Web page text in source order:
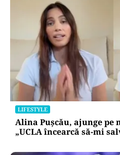
LIFESTYLE
Alina Pușcău, ajunge pe
„UCLA încearcă să-mi